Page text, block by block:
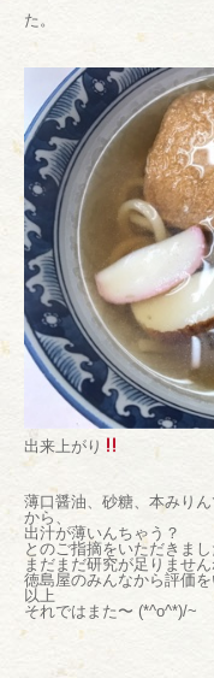
た。
出来上がり
薄口醤油、砂糖、本みり
から、
出汁が薄いんちゃう？
とのご指摘をいただきま
まだまだ研究が足りません
徳島屋のみんなから評価
以上
それではまた〜 (*^o^*)/~